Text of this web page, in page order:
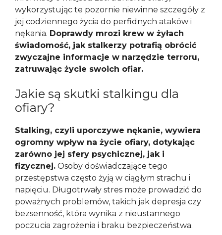
wykorzystując te pozornie niewinne szczegóły z
jej codziennego życia do perfidnych ataków i
nękania. Doprawdy mrozi krew w żyłach
świadomość, jak stalkerzy potrafią obrócić
zwyczajne informacje w narzędzie terroru,
zatruwając życie swoich ofiar.
Jakie są skutki stalkingu dla
ofiary?
Stalking, czyli uporczywe nękanie, wywiera
ogromny wpływ na życie ofiary, dotykając
zarówno jej sfery psychicznej, jak i
fizycznej. Osoby doświadczające tego
przestępstwa często żyją w ciągłym strachu i
napięciu. Długotrwały stres może prowadzić do
poważnych problemów, takich jak depresja czy
bezsenność, która wynika z nieustannego
poczucia zagrożenia i braku bezpieczeństwa.